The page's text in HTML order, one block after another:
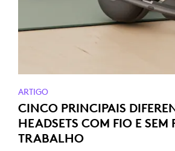
ARTIGO
CINCO PRINCIPAIS
HEADSETS COM FIO E SEM
TRABALHO